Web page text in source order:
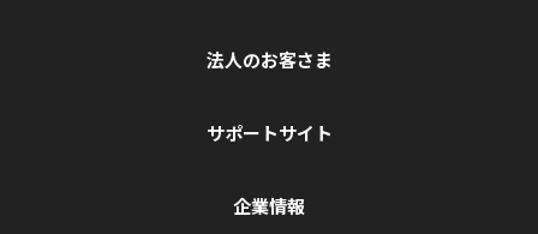
法人のお客さま
サポートサイト
企業情報